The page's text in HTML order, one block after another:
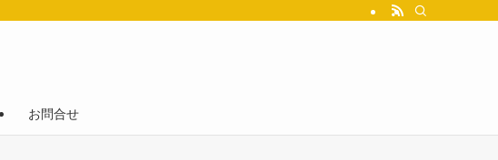
お問合せ